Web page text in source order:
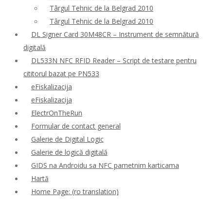
Târgul Tehnic de la Belgrad 2010
Târgul Tehnic de la Belgrad 2010
DL Signer Card 30M48CR – Instrument de semnătură
digitală
DL533N NFC RFID Reader – Script de testare pentru
cititorul bazat pe PN533
eFiskalizacija
eFiskalizacija
ElectrOnTheRun
Formular de contact general
Galerie de Digital Logic
Galerie de logică digitală
GIDS na Androidu sa NFC pametnim karticama
Hartă
Home Page: (ro translation)